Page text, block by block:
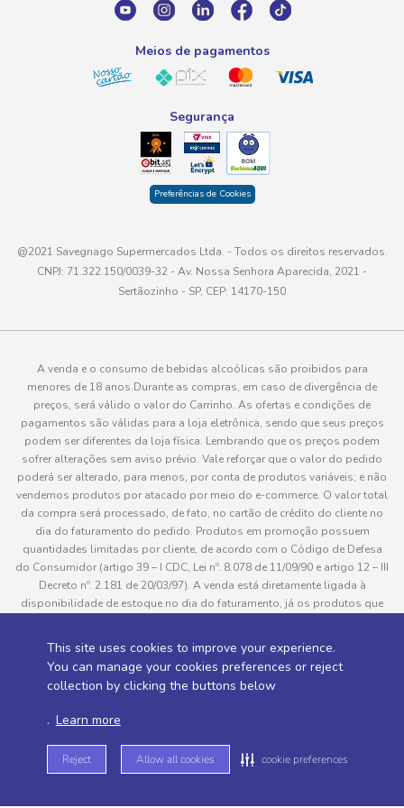
This site uses cookies to improve your experience.
You can manage your cookies preferences or reject
collection by clicking the buttons below
. Learn more
Reject Allow all cookies cookie preferences
atendimento@savegnago.com.br
Meios de pagamentos
Segurança
Preferências de Cookies
@2021 Savegnago Supermercados Ltda. - Todos os direitos reservados.
CNPJ: 71.322.150/0039-32 - Av. Nossa Senhora Aparecida, 2021 -
Sertãozinho - SP, CEP: 14170-150
A venda e o consumo de bebidas alcoólicas são proibidos para
menores de 18 anos.Durante as compras, em caso de divergência de
preços, será válido o valor do Carrinho. As ofertas e condições de
pagamentos são válidas para a loja eletrônica, sendo que seus preços
podem ser diferentes da loja física. Lembrando que os preços podem
sofrer alterações sem aviso prévio. Vale reforçar que o valor do pedido
poderá ser alterado, para menos, por conta de produtos variáveis; e não
vendemos produtos por atacado por meio do e-commerce. O valor total
da compra será processado, de fato, no cartão de crédito do cliente no
dia do faturamento do pedido. Produtos em promoção possuem
quantidades limitadas por cliente, de acordo com o Código de Defesa
do Consumidor (artigo 39 – I CDC, Lei nº. 8.078 de 11/09/90 e artigo 12 – III
Decreto nº. 2.181 de 20/03/97). A venda está diretamente ligada à
disponibilidade de estoque no dia do faturamento, já os produtos que
pedido do cliente, este não será entregue e o valor do item não será
cobrado. As fotos dos produtos no site são ilustrativas, podendo haver
divergência com o produto real e todos os pedidos estão sujeitos à
consultadas em “Política de Entregas”
Desenvolvido por